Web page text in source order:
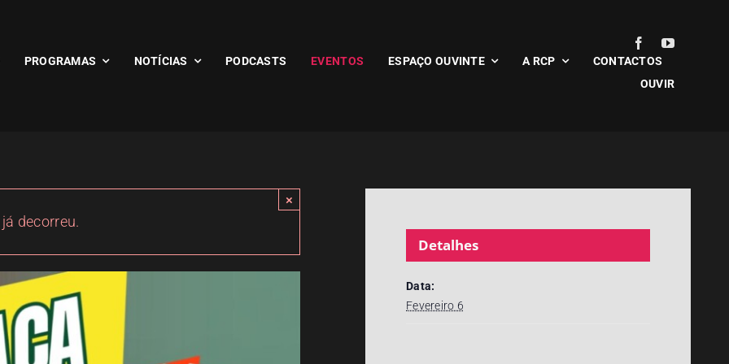
PROGRAMAS NOTÍCIAS PODCASTS EVENTOS ESPAÇO OUVINTE A RCP
CONTACTOS
OUVIR
decorreu.
×
Detalhes
Data:
Fevereiro 6